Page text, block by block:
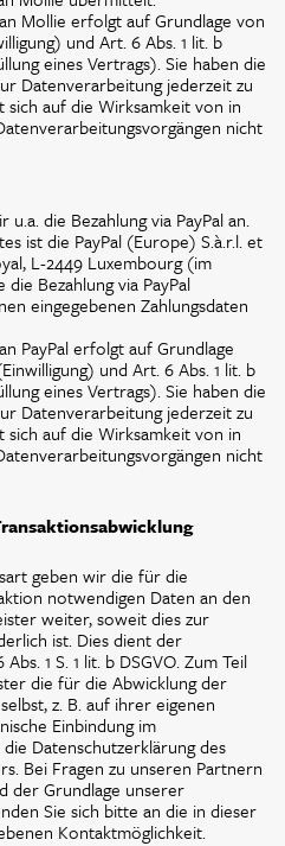
Mollie erfolgt auf Grundlage von
und Art. 6 Abs. 1 lit. b
eines Vertrags). Sie haben die
Datenverarbeitung jederzeit zu
auf die Wirksamkeit von in
nicht
die Bezahlung via PayPal an.
ist die PayPal (Europe) S.à.r.l. et
L-2449 Luxembourg (im
die Bezahlung via PayPal
eingegebenen Zahlungsdaten
PayPal erfolgt auf Grundlage
und Art. 6 Abs. 1 lit. b
eines Vertrags). Sie haben die
Datenverarbeitung jederzeit zu
auf die Wirksamkeit von in
nicht
geben wir die für die
notwendigen Daten an den
weiter, soweit dies zur
ist. Dies dient der
1 S. 1 lit. b DSGVO. Zum Teil
die für die Abwicklung der
z. B. auf ihrer eigenen
Einbindung im
Datenschutzerklärung des
Bei Fragen zu unseren Partnern
der Grundlage unserer
Sie sich bitte an die in dieser
Kontaktmöglichkeit.